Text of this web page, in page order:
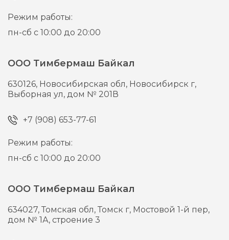
Режим работы:
пн-сб с 10:00 до 20:00
ООО Тимбермаш Байкал
630126, Новосибирская обл, Новосибирск г,
Выборная ул, дом № 201В
+7 (908) 653-77-61
Режим работы:
пн-сб с 10:00 до 20:00
ООО Тимбермаш Байкал
634027,Томская обл, Томск г, Мостовой 1-й пер,
дом № 1А, строение 3